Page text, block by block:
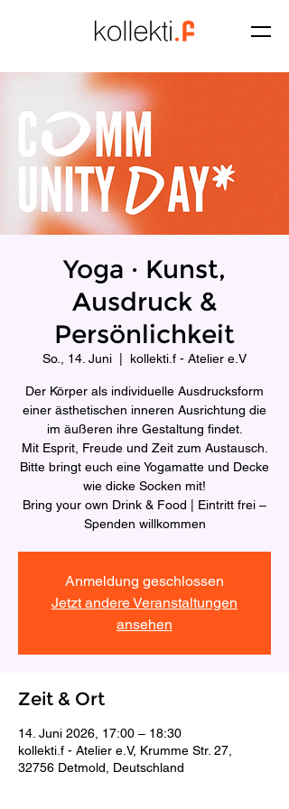
Yoga · Kunst,
Ausdruck &
Persönlichkeit
So., 14. Juni kollekti.f - Atelier e.V
Der Körper als individuelle Ausdrucksform
einer ästhetischen inneren Ausrichtung die
im äußeren ihre Gestaltung findet.
Mit Esprit, Freude und Zeit zum Austausch.
Bitte bringt euch eine Yogamatte und Decke
wie dicke Socken mit!
Bring your own Drink & Food | Eintritt frei –
Spenden willkommen
Anmeldung geschlossen
Jetzt andere Veranstaltungen
ansehen
Zeit & Ort
14. Juni 2026, 17:00 – 18:30
kollekti.f - Atelier e.V, Krumme Str. 27,
32756 Detmold, Deutschland